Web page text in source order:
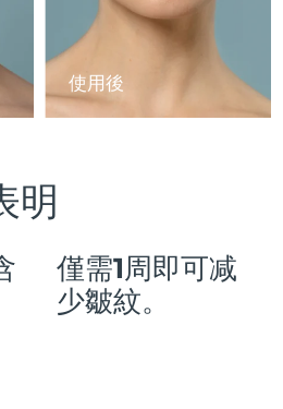
使用後
明
僅需1周即可减
少皺紋。
預計送達日期10/08/2026
預計送達日期 08/08/2026
預計送達日期08/08/2026